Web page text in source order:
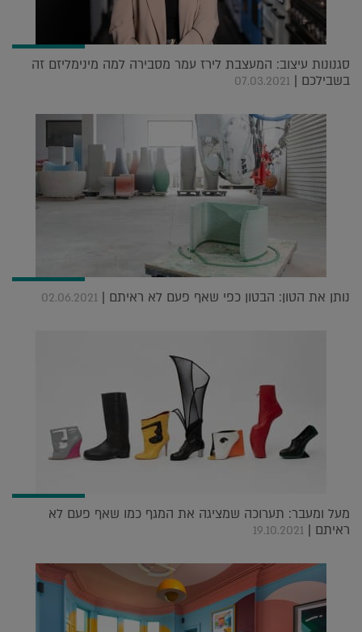
סגנונות עיצוב: המעצבת לירז עמר מסבירה למה מינימליזם זה
בשבילכם | 07.03.2021
נותן את הטון: הבטון כפי שאף פעם לא ראיתם | 02.06.2021
מעל ומעבר: תערוכה שמציגה את המגף כמו שאף פעם לא
ראיתם | 19.10.2021